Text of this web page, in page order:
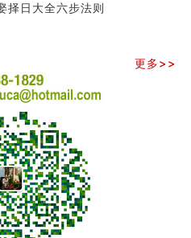
择日大全六步法则
更多>>